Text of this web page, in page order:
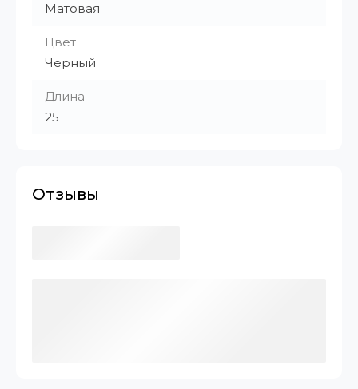
Матовая
Цвет
Черный
Длина
25
Отзывы